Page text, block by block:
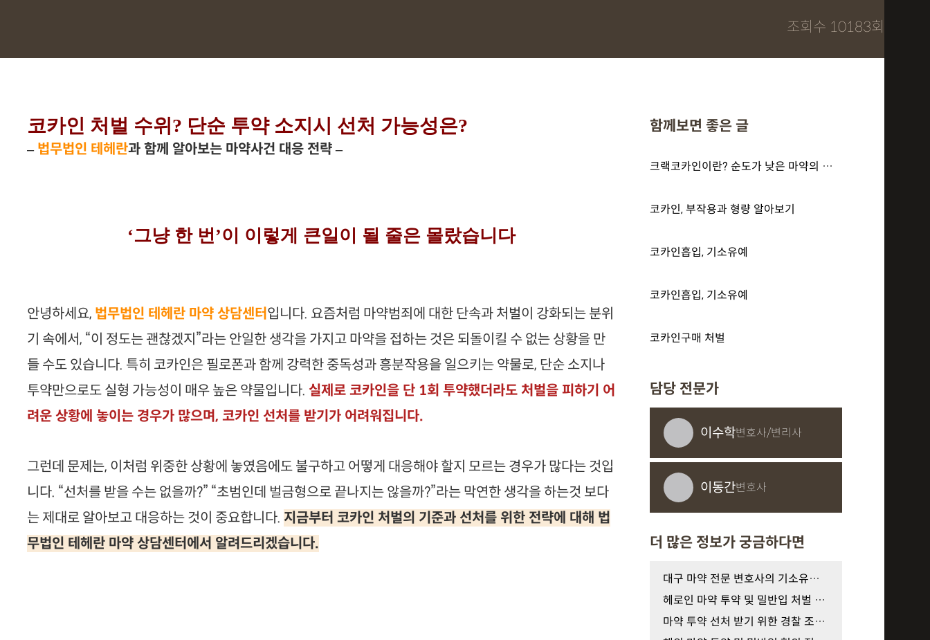
조회수 10183회
코카인 처벌 수위? 단순 투약 소지시 선처 가능성은?
– 법무법인 테헤란과 함께 알아보는 마약사건 대응 전략 –
‘그냥 한 번’이 이렇게 큰일이 될 줄은 몰랐습니다
안녕하세요, 법무법인 테헤란 마약 상담센터 입니다. 요즘처럼 마약범죄에 대한 단속과 처벌이 강화되는 분위
기 속에서, “이 정도는 괜찮겠지”라는 안일한 생각을 가지고 마약을 접하는 것은 되돌이킬 수 없는 상황을 만
들 수도 있습니다. 특히 코카인은 필로폰과 함께 강력한 중독성과 흥분작용을 일으키는 약물로, 단순 소지나
투약만으로도 실형 가능성이 매우 높은 약물입니다. 실제로 코카인을 단 1회 투약했더라도 처벌을 피하기 어
려운 상황에 놓이는 경우가 많으며, 코카인 선처를 받기가 어려워집니다.
그런데 문제는, 이처럼 위중한 상황에 놓였음에도 불구하고 어떻게 대응해야 할지 모르는 경우가 많다는 것입
니다. “선처를 받을 수는 없을까?” “초범인데 벌금형으로 끝나지는 않을까?”라는 막연한 생각을 하는것 보다
는 제대로 알아보고 대응하는 것이 중요합니다. 지금부터 코카인 처벌의 기준과 선처를 위한 전략에 대해 법
무법인 테헤란 마약 상담센터에서 알려드리겠습니다.
함께보면 좋은 글
크랙코카인이란? 순도가 낮은 마약의 위험성과 형량 알아보기
코카인, 부작용과 형량 알아보기
코카인흡입, 기소유예
코카인흡입, 기소유예
코카인구매 처벌
담당 전문가
이수학변호사/변리사
이동간변호사
더 많은 정보가 궁금하다면
대구 마약 전문 변호사의 기소유예 선처를 위한 법적…
헤로인 마약 투약 및 밀반입 처벌 수위와 선처 받기 …
마약 투약 선처 받기 위한 경찰 조사 대응과 양형 자…